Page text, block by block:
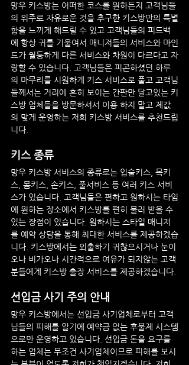
망우 키스방는 어떠한 코스를 원하든지 고객님들
의 위주로 자유로운 것을 추구한 키스방만의 특별
함을 느끼게 해드릴 수 있고 고객님들의 피드백
에 항상 귀를 기울여서 매니저들의 서비스와 마인
드가 월등하게 다른 서비스와 차원이 다르다고 자
랑할 수 있습니다. 고객님들은 피곤하셨던 하루
의 마무리를 시원하게 키스 서비스로 풀고 고객님
들께서는 거리에 흔히 보이는 간판만 달고있는 키
스방 업체들을 방문하셔서 이용 하지 말고 제값
의 맞게 운영하는 저희 키스방 서비스를 추천드립
니다.
키스 종류
망우 키스방 서비스의 종류로는 입술키스, 목키
스, 몸키스, 손키스, 풀서비스 등 여러 키스 서비
스가 있습니다. 고객님들은 편하고 원하시는 타임
에 원하는 장소에서 키스방를 편히 불러 받을 수
있는 장점이 있습니다. 원하시는 스타일 매니저
를 예약 상담을 통해 최대한 서비스를 제공하겠습
니다. 키스방에서는 외출하기 귀찮으시거나 눈이
오나 비가오나 시간적으로 여유가 되지않는 고객
분들에게 키스방 출장 서비스를 제공하겠습니다.
선입금 사기 주의 안내
망우 키스방에서는 선입금 사기업체로부터 고객
님들의 피해를 알기에 예약금 없는 후불제 시스템
으로만 운영하고 있습니다. 선입금 돈을 요구를
하는 업체는 무조건 사기업체이므로 피해를 보시